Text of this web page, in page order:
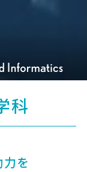
科
を